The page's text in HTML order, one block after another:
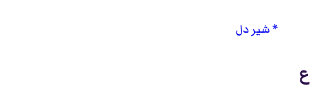
شير دل
ع